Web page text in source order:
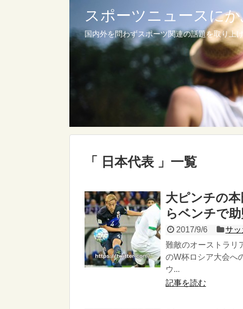
スポーツニュースに
国内外を問わずスポーツ関連の話題を取り上
「 日本代表 」一覧
大ピンチの
らベンチで
2017/9/6
サッ
難敵のオーストラリ
のW杯ロシア大会へ
ウ...
記事を読む